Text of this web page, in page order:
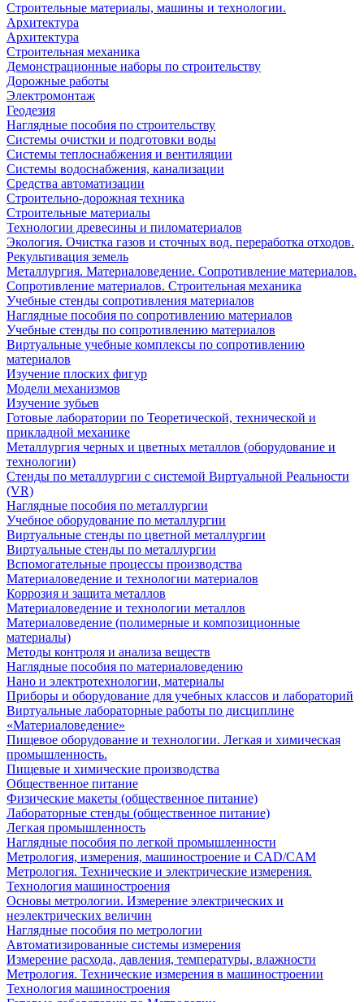
Строительные материалы, машины и технологии.
Архитектура
Архитектура
Cтроительная механика
Демонстрационные наборы по строительству
Дорожные работы
Электромонтаж
Геодезия
Наглядные пособия по строительству
Системы очистки и подготовки воды
Системы теплоснабжения и вентиляции
Системы водоснабжения, канализации
Средства автоматизации
Строительно-дорожная техника
Строительные материалы
Технологии древесины и пиломатериалов
Экология. Очистка газов и сточных вод. переработка отходов.
Рекультивация земель
Металлургия. Материаловедение. Сопротивление материалов.
Сопротивление материалов. Строительная механика
Учебные стенды сопротивления материалов
Наглядные пособия по сопротивлению материалов
Учебные стенды по сопротивлению материалов
Виртуальные учебные комплексы по сопротивлению
материалов
Изучение плоских фигур
Модели механизмов
Изучение зубьев
Готовые лаборатории по Теоретической, технической и
прикладной механике
Металлургия черных и цветных металлов (оборудование и
технологии)
Cтенды по металлургии с системой Виртуальной Реальности
(VR)
Наглядные пособия по металлургии
Учебное оборудование по металлургии
Виртуальные стенды по цветной металлургии
Виртуальные стенды по металлургии
Вспомогательные процессы производства
Материаловедение и технологии материалов
Коррозия и защита металлов
Материаловедение и технологии металлов
Материаловедение (полимерные и композиционные
материалы)
Методы контроля и анализа веществ
Наглядные пособия по материаловедению
Нано и электротехнологии, материалы
Приборы и оборудование для учебных классов и лабораторий
Виртуальные лабораторные работы по дисциплине
«Материаловедение»
Пищевое оборудование и технологии. Легкая и химическая
промышленность.
Пищевые и химические производства
Общественное питание
Физические макеты (общественное питание)
Лабораторные стенды (общественное питание)
Легкая промышленность
Наглядные пособия по легкой промышленности
Метрология, измерения, машиностроение и CAD/CAM
Метрология. Технические и электрические измерения.
Технология машиностроения
Основы метрологии. Измерение электрических и
неэлектрических величин
Наглядные пособия по метрологии
Автоматизированные системы измерения
Измерение расхода, давления, температуры, влажности
Метрология. Технические измерения в машиностроении
Технология машиностроения